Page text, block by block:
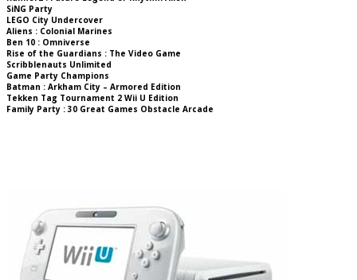
SiNG Party
LEGO City Undercover
Aliens : Colonial Marines
Ben 10 : Omniverse
Rise of the Guardians : The Video Game
Scribblenauts Unlimited
Game Party Champions
Batman : Arkham City – Armored Edition
Tekken Tag Tournament 2 Wii U Edition
Family Party : 30 Great Games Obstacle Arcade